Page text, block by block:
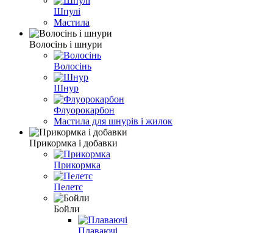
Шпулі
Мастила
Волосінь і шнури
Волосінь
Шнур
Флуорокарбон
Мастила для шнурів і жилок
Прикормка і добавки
Прикормка
Пелетс
Бойли
Плаваючі